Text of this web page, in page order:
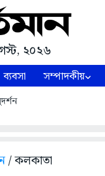
২০২৬
ব্যবসা সম্পাদকীয়
/ কলকাতা